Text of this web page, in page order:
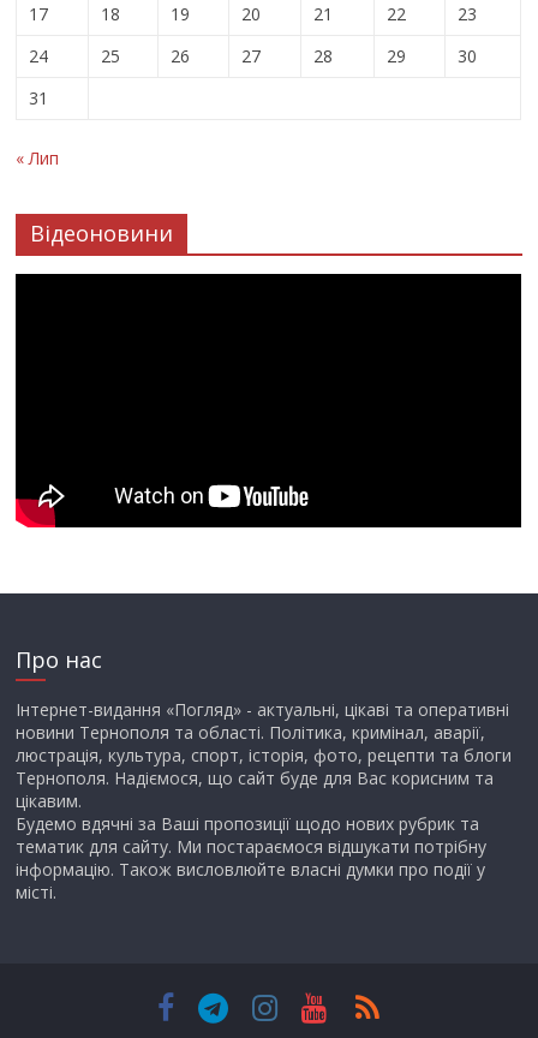
17
18 19 20 21 22
23
24
25 26 27 28 29
30
31
« Лип
Відеоновини
Про нас
Інтернет-видання «Погляд» - актуальні, цікаві та оперативні
новини Тернополя та області. Політика, кримінал, аварії,
люстрація, культура, спорт, історія, фото, рецепти та блоги
Тернополя. Надіємося, що сайт буде для Вас корисним та
цікавим.
Будемо вдячні за Ваші пропозиції щодо нових рубрик та
тематик для сайту. Ми постараємося відшукати потрібну
інформацію. Також висловлюйте власні думки про події у
місті.